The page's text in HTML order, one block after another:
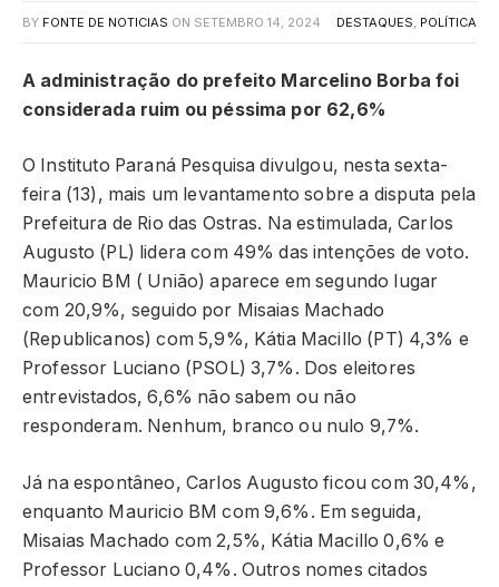
BY FONTE DE NOTICIAS ON SETEMBRO 14, 2024 DESTAQUES POLÍTICA
A administração do prefeito Marcelino Borba foi
considerada ruim ou péssima por 62,6%
O Instituto Paraná Pesquisa divulgou, nesta sexta-
feira (13), mais um levantamento sobre a disputa pela
Prefeitura de Rio das Ostras. Na estimulada, Carlos
Augusto (PL) lidera com 49% das intenções de voto.
Mauricio BM ( União) aparece em segundo lugar
com 20,9%, seguido por Misaias Machado
(Republicanos) com 5,9%, Kátia Macillo (PT) 4,3% e
Professor Luciano (PSOL) 3,7%. Dos eleitores
entrevistados, 6,6% não sabem ou não
responderam. Nenhum, branco ou nulo 9,7%.
Já na espontâneo, Carlos Augusto ficou com 30,4%,
enquanto Mauricio BM com 9,6%. Em seguida,
Misaias Machado com 2,5%, Kátia Macillo 0,6% e
Professor Luciano 0,4%. Outros nomes citados